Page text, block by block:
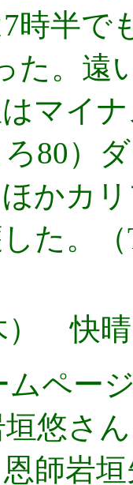
時半で
た。遠
マイ
80）
かカ
た。
） 快晴
ムペー
悠さん
師岩